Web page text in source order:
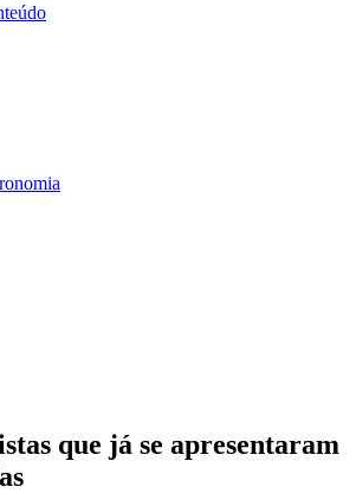
que já se apresentaram